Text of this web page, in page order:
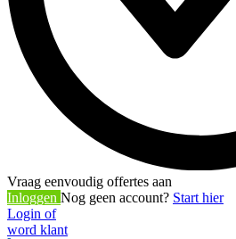
Vraag eenvoudig offertes aan
Inloggen Nog geen account? Start hier
Login of
word klant